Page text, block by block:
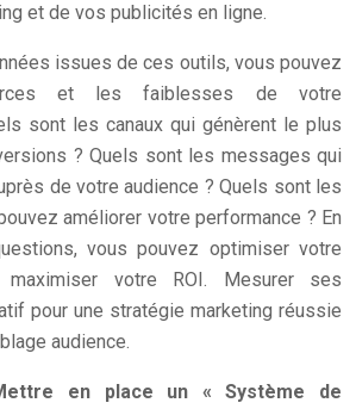
et de vos publicités en ligne.
issues de ces outils, vous pouvez
et les faiblesses de votre
sont les canaux qui génèrent le plus
? Quels sont les messages qui
de votre audience ? Quels sont les
améliorer votre performance ? En
vous pouvez optimiser votre
maximiser votre ROI. Mesurer ses
pour une stratégie marketing réussie
audience.
en place un « Système de